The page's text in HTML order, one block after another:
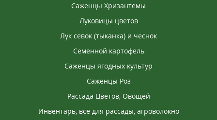
Саженцы Хризантемы
Луковицы цветов
Лук севок (тыканка) и чеснок
Семенной картофель
Саженцы ягодных культур
Саженцы Роз
Рассада Цветов, Овощей
Инвентарь, все для рассады, агроволокно